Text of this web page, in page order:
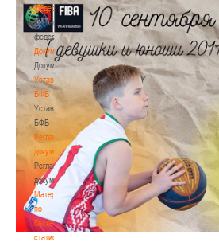
федерации
Контакты
федерации
Документы
Документы
Устав
БФБ
Устав
БФБ
Регламентирующие
документы
Регламентирующие
документы
Материалы
по
баскетбольной
статистике